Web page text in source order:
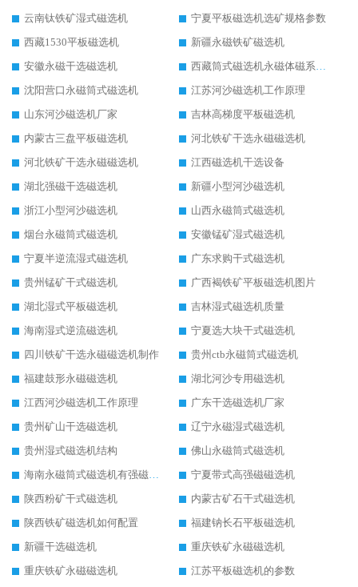
云南钛铁矿湿式磁选机
宁夏平板磁选机选矿规格参数
西藏1530平板磁选机
新疆永磁铁矿磁选机
安徽永磁干选磁选机
西藏筒式磁选机永磁体磁系设计
沈阳营口永磁筒式磁选机
江苏河沙磁选机工作原理
山东河沙磁选机厂家
吉林高梯度平板磁选机
内蒙古三盘平板磁选机
河北铁矿干选永磁磁选机
河北铁矿干选永磁磁选机
江西磁选机干选设备
湖北强磁干选磁选机
新疆小型河沙磁选机
浙江小型河沙磁选机
山西永磁筒式磁选机
烟台永磁筒式磁选机
安徽锰矿湿式磁选机
宁夏半逆流湿式磁选机
广东求购干式磁选机
贵州锰矿干式磁选机
广西褐铁矿平板磁选机图片
湖北湿式平板磁选机
吉林湿式磁选机质量
海南湿式逆流磁选机
宁夏选大块干式磁选机
四川铁矿干选永磁磁选机制作
贵州ctb永磁筒式磁选机
福建鼓形永磁磁选机
湖北河沙专用磁选机
江西河沙磁选机工作原理
广东干选磁选机厂家
贵州矿山干选磁选机
辽宁永磁湿式磁选机
贵州湿式磁选机结构
佛山永磁筒式磁选机
海南永磁筒式磁选机有强磁的吗
宁夏带式高强磁磁选机
陕西粉矿干式磁选机
内蒙古矿石干式磁选机
陕西铁矿磁选机如何配置
福建钠长石平板磁选机
新疆干选磁选机
重庆铁矿永磁磁选机
重庆铁矿永磁磁选机
江苏平板磁选机的参数